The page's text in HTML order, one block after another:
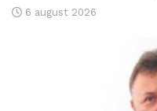
6 august 2026